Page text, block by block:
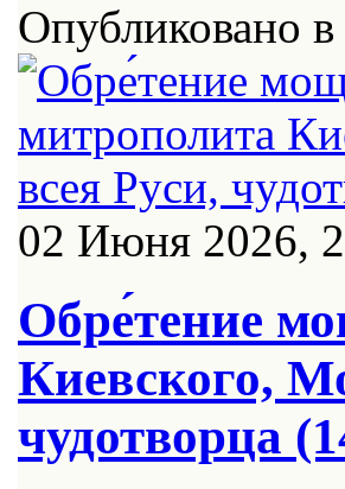
Опубликовано в
02 Июня 2026,
Обре́тение
Киевского,
чудотворца